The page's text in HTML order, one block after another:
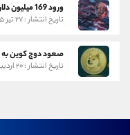
ورود 169 میلیون دلار سرمایه به ETF های بیت کوین و اتریوم
تاریخ انتشار : ۲۷ تیر ۱۴۰۵
صعود دوج کوین به بالای
تاریخ انتشار : ۲۰ اردیبهشت ۱۴۰۵